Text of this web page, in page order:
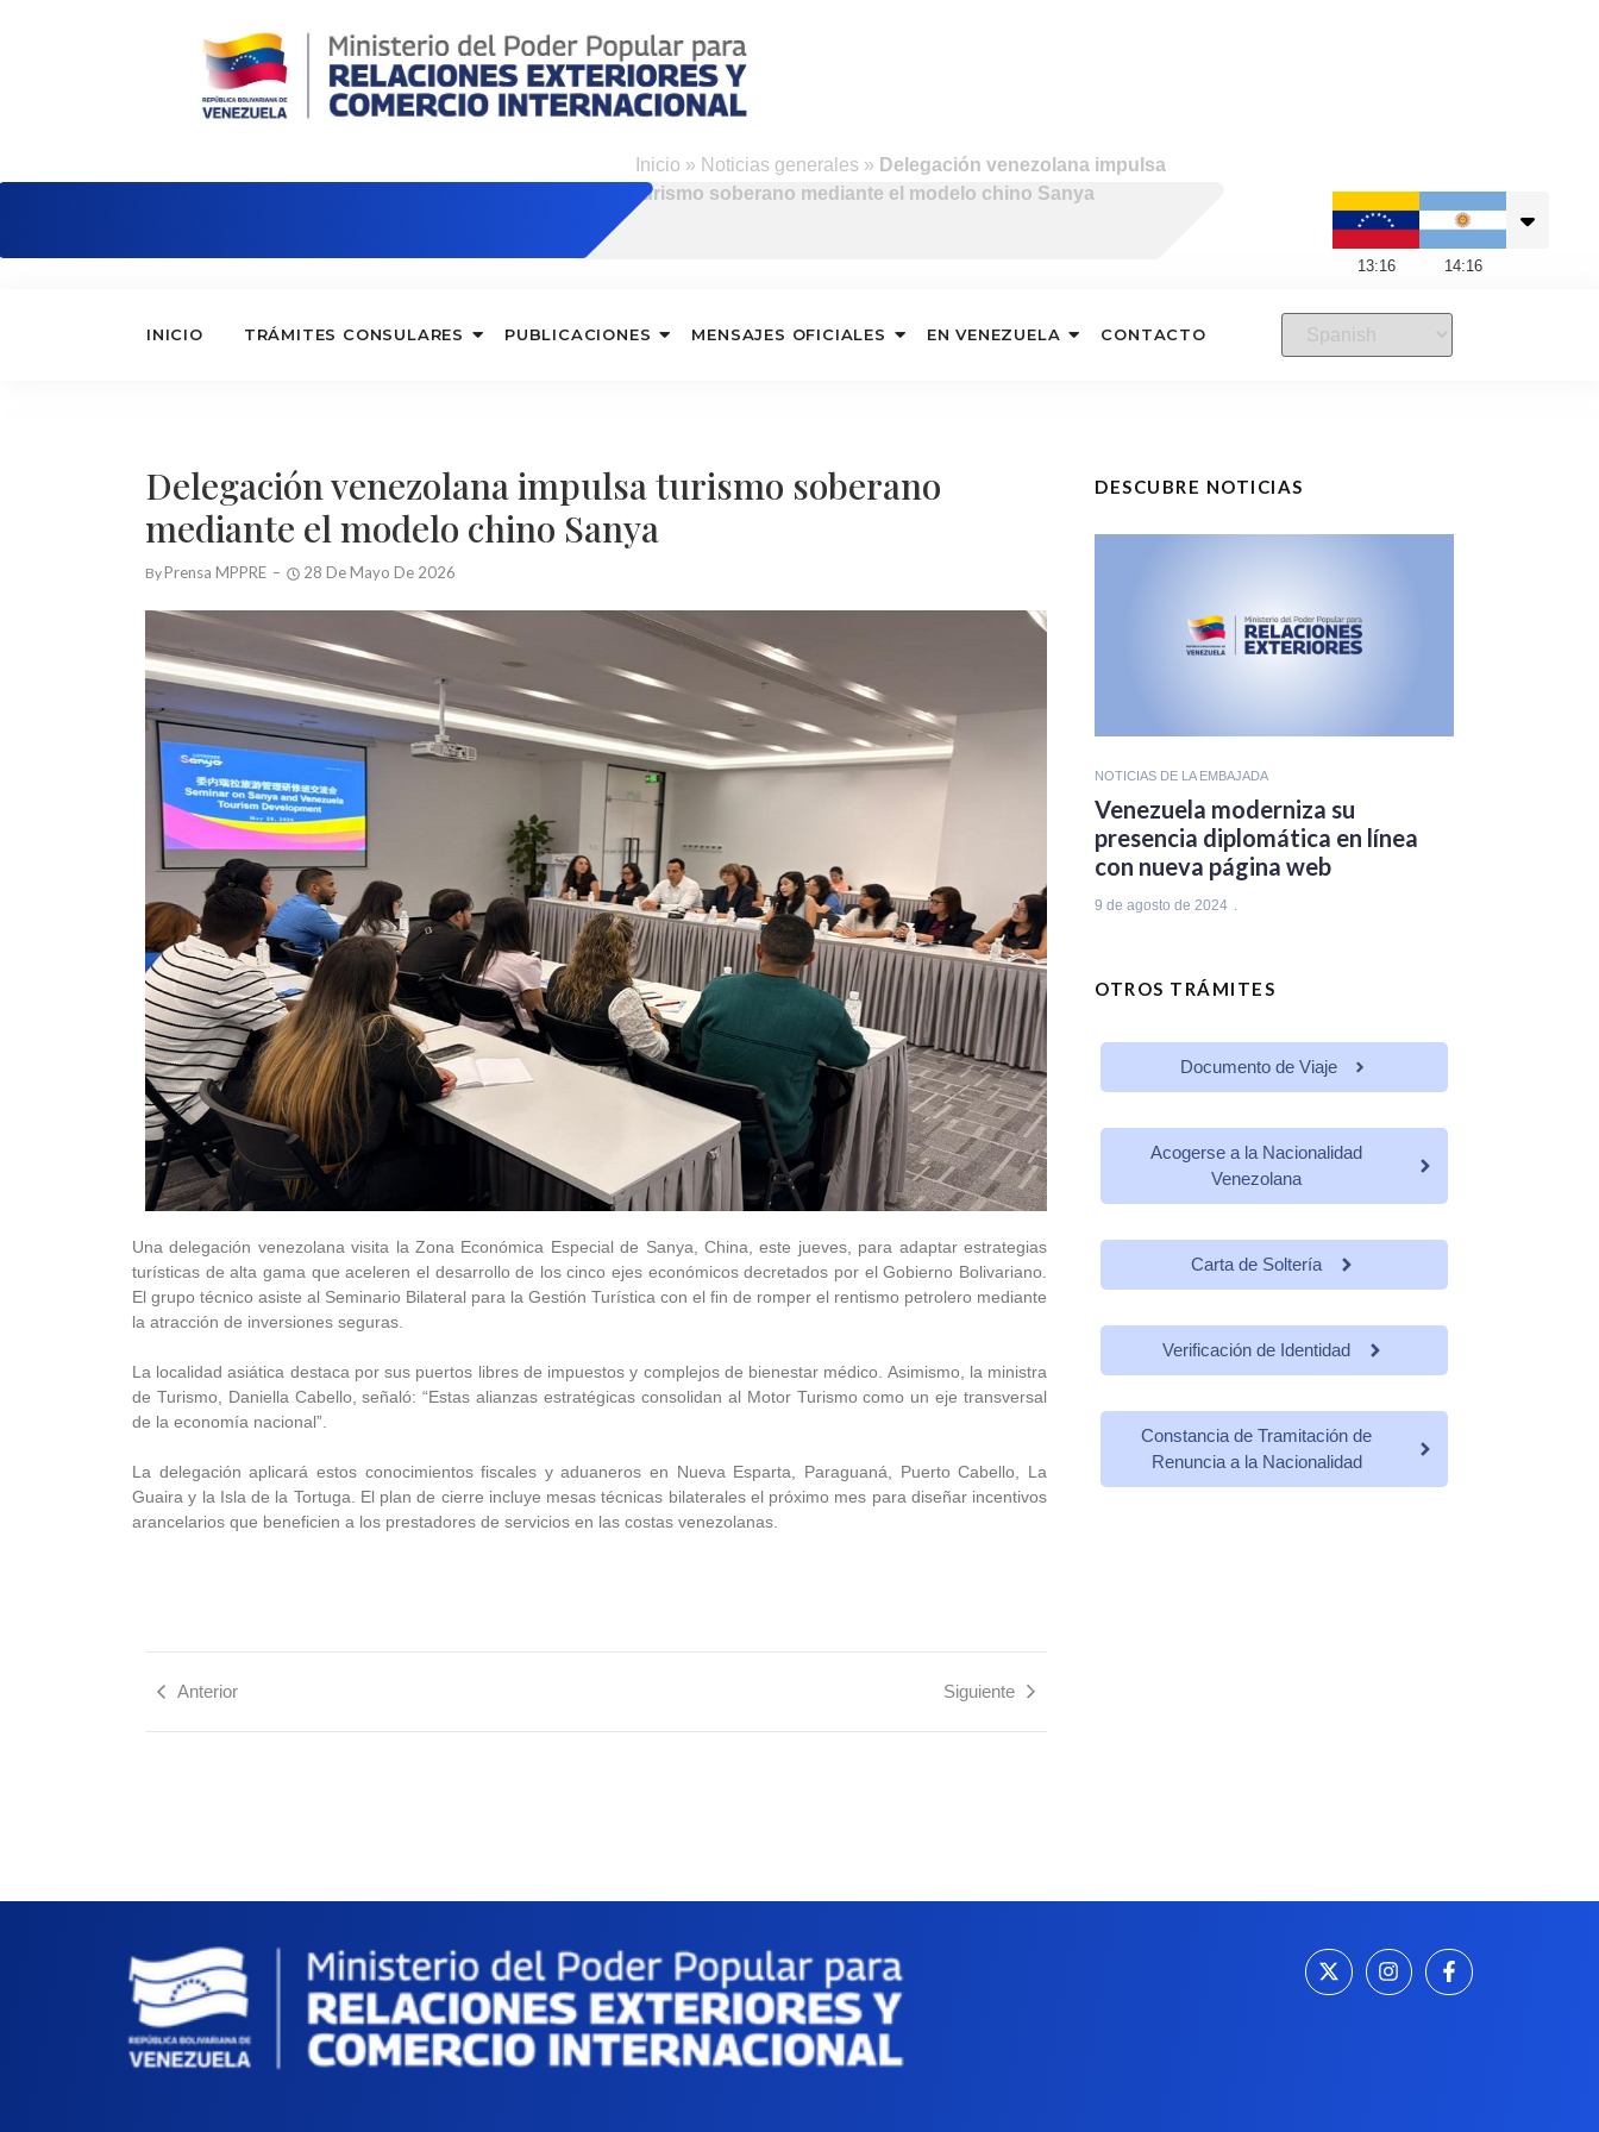
Inicio » Noticias generales » Delegación venezolana impulsa
turismo soberano mediante el modelo chino Sanya
13:16 14:16
INICIO TRÁMITES CONSULARES PUBLICACIONES MENSAJES OFICIALES EN VENEZUELA CONTACTO
Delegación venezolana impulsa turismo soberano
mediante el modelo chino Sanya
By Prensa MPPRE 28 De Mayo De 2026
Una delegación venezolana visita la Zona Económica Especial de Sanya, China, este jueves, para adaptar estrategias
turísticas de alta gama que aceleren el desarrollo de los cinco ejes económicos decretados por el Gobierno Bolivariano.
El grupo técnico asiste al Seminario Bilateral para la Gestión Turística con el fin de romper el rentismo petrolero mediante
la atracción de inversiones seguras.
La localidad asiática destaca por sus puertos libres de impuestos y complejos de bienestar médico. Asimismo, la ministra
de Turismo, Daniella Cabello, señaló: “Estas alianzas estratégicas consolidan al Motor Turismo como un eje transversal
de la economía nacional”.
La delegación aplicará estos conocimientos fiscales y aduaneros en Nueva Esparta, Paraguaná, Puerto Cabello, La
Guaira y la Isla de la Tortuga. El plan de cierre incluye mesas técnicas bilaterales el próximo mes para diseñar incentivos
arancelarios que beneficien a los prestadores de servicios en las costas venezolanas.
Anterior Siguiente
DESCUBRE NOTICIAS
NOTICIAS DE LA EMBAJADA
Venezuela moderniza su
presencia diplomática en línea
con nueva página web
9 de agosto de 2024
OTROS TRÁMITES
Documento de Viaje
Acogerse a la Nacionalidad
Venezolana
Carta de Soltería
Verificación de Identidad
Constancia de Tramitación de
Renuncia a la Nacionalidad